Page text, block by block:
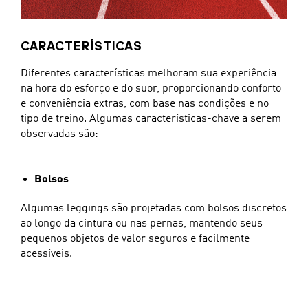
CARACTERÍSTICAS
Diferentes características melhoram sua experiência
na hora do esforço e do suor, proporcionando conforto
e conveniência extras, com base nas condições e no
tipo de treino. Algumas características-chave a serem
observadas são:
Bolsos
Algumas leggings são projetadas com bolsos discretos
ao longo da cintura ou nas pernas, mantendo seus
pequenos objetos de valor seguros e facilmente
acessíveis.